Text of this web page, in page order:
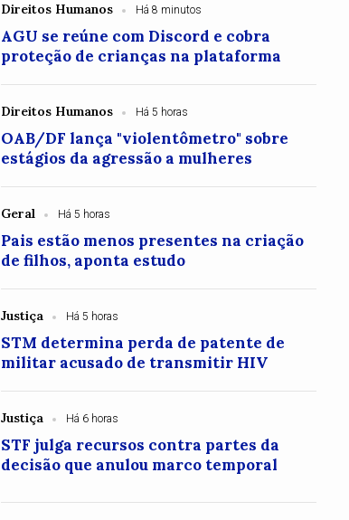
Direitos Humanos Há 8 minutos
AGU se reúne com Discord e cobra
proteção de crianças na plataforma
Direitos Humanos Há 5 horas
OAB/DF lança "violentômetro" sobre
estágios da agressão a mulheres
Geral Há 5 horas
Pais estão menos presentes na criação
de filhos, aponta estudo
Justiça Há 5 horas
STM determina perda de patente de
militar acusado de transmitir HIV
Justiça Há 6 horas
STF julga recursos contra partes da
decisão que anulou marco temporal